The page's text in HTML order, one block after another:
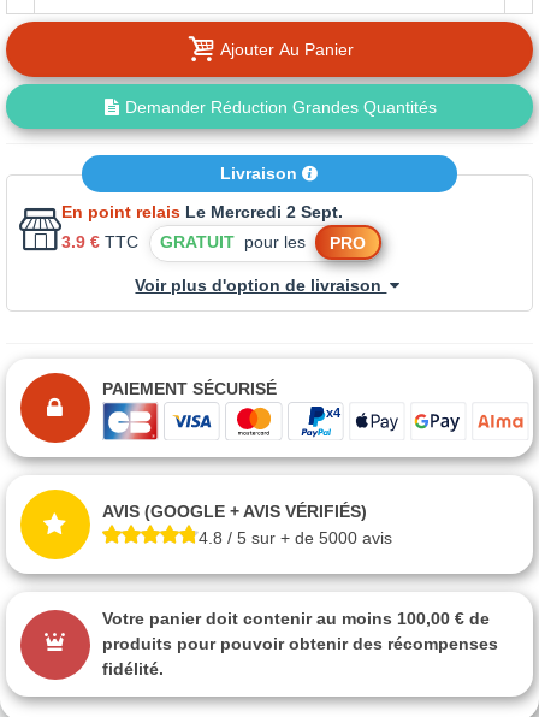
Ajouter Au Panier
Demander Réduction Grandes Quantités
Livraison
En point relais Le Mercredi 2 Sept.
3.9 € TTC GRATUITpour les PRO
Voir plus d'option de livraison
PAIEMENT SÉCURISÉ
AVIS (GOOGLE + AVIS VÉRIFIÉS)
4.8 / 5 sur + de 5000 avis
Votre panier doit contenir au moins 100,00 € de
produits pour pouvoir obtenir des récompenses
fidélité.